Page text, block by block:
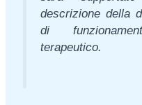
descrizione della
di
terapeutico.